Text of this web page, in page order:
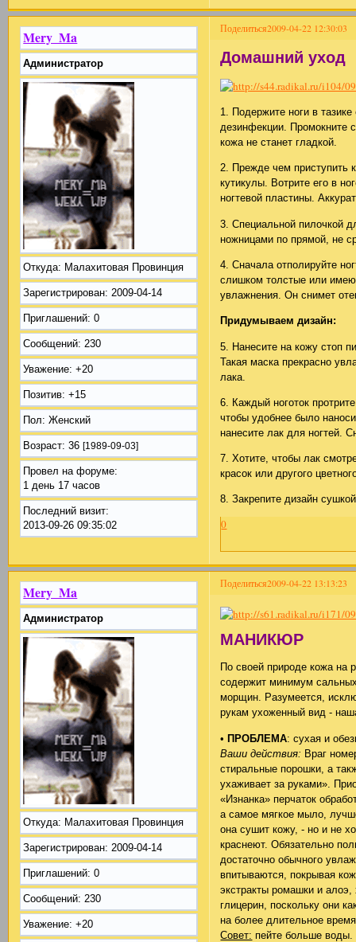
Поделиться2009-04-22 12:30:03
Mery_Ma
Администратор
Откуда: Малахитовая Провинция
Зарегистрирован: 2009-04-14
Приглашений: 0
Сообщений: 230
Уважение: +20
Позитив: +15
Пол: Женский
Возраст: 36[1989-09-03]
Провел на форуме:
1 день 17 часов
Последний визит:
2013-09-26 09:35:02
Домашний уход
1. Подержите ноги в
дезинфекции. Промокните
кожа не станет гладкой.
2. Прежде чем приступить
кутикулы. Вотрите его в
ногтевой пластины.
3. Специальной пилочкой
ножницами по прямой, не
4. Сначала отполируйте
слишком толстые или
увлажнения. Он снимет
Придумываем дизайн:
5. Нанесите на кожу стоп
Такая маска прекрасно
лака.
6. Каждый ноготок
чтобы удобнее было
нанесите лак для ногтей.
7. Хотите, чтобы лак
красок или другого
8. Закрепите дизайн
0
Поделиться2009-04-22 13:13:23
Mery_Ma
Администратор
Откуда: Малахитовая Провинция
Зарегистрирован: 2009-04-14
Приглашений: 0
Сообщений: 230
Уважение: +20
МАНИКЮР
По своей природе кожа на
содержит минимум
морщин. Разумеется,
рукам ухоженный вид -
•ПРОБЛЕМА: сухая и
Ваши действия: Враг
стиральные порошки, а
ухаживает за руками».
«Изнанка» перчаток
а самое мягкое мыло,
она сушит кожу, - но и не
краснеют. Обязательно
достаточно обычного
впитываются, покрывая
экстракты ромашки и
глицерин, поскольку они
на более длительное
Совет: пейте больше воды.